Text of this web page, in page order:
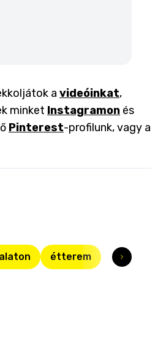
a videóinkat,
minket Instagramon és
Pinterest-profilunk, vagy a
étterem